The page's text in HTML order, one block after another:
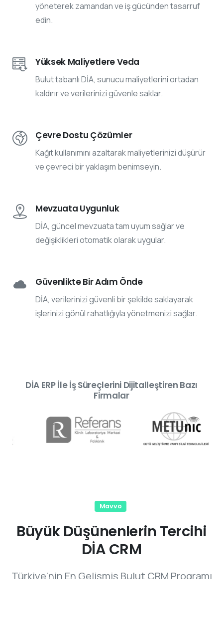
yöneterek zamandan ve iş gücünden tasarruf
edin.
Yüksek Maliyetlere Veda
Bulut tabanlı DİA, sunucu maliyetlerini ortadan
kaldırır ve verilerinizi güvenle saklar.
Çevre Dostu Çözümler
Kağıt kullanımını azaltarak maliyetlerinizi düşürür
ve çevreci bir yaklaşım benimseyin.
Mevzuata Uygunluk
DİA, güncel mevzuata tam uyum sağlar ve
değişiklikleri otomatik olarak uygular.
Güvenlikte Bir Adım Önde
DİA, verilerinizi güvenli bir şekilde saklayarak
işlerinizi gönül rahatlığıyla yönetmenizi sağlar.
DİA ERP İle İş Süreçlerini Dijitalleştiren Bazı
Firmalar
Mavvo
Büyük Düşünenlerin Tercihi
DİA CRM
Türkiye'nin En Gelişmiş Bulut CRM Programı